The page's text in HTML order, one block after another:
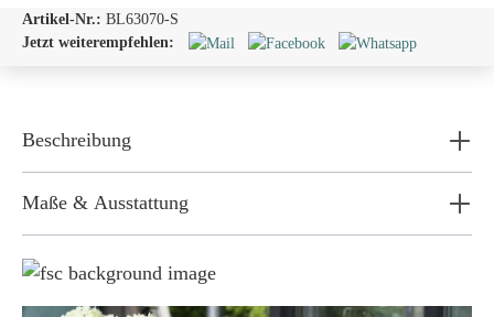
Artikel-Nr.: BL63070-S
Jetzt weiterempfehlen:
Beschreibung
Maße & Ausstattung